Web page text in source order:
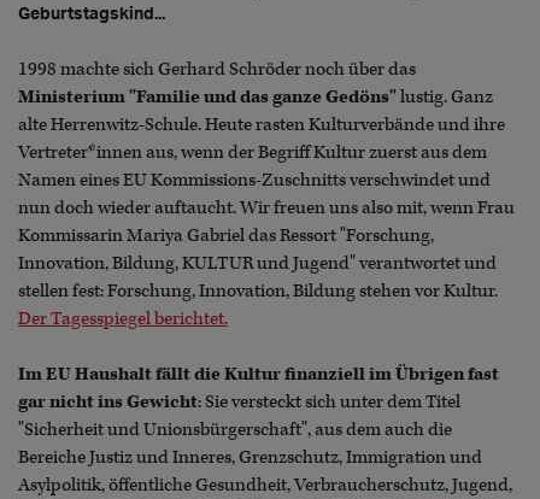
Geburtstagskind...
1998 machte sich Gerhard Schröder noch über das
Ministerium "Familie und das ganze Gedöns"lustig. Ganz
alte Herrenwitz-Schule. Heute rasten Kulturverbände und ihre
Vertreter*innen aus, wenn der Begriff Kultur zuerst aus dem
Namen eines EU Kommissions-Zuschnitts verschwindet und
nun doch wieder auftaucht. Wir freuen uns also mit, wenn Frau
Kommissarin Mariya Gabriel das Ressort "Forschung,
Innovation, Bildung, KULTUR und Jugend" verantwortet und
stellen fest: Forschung, Innovation, Bildung stehen vor Kultur.
Der Tagesspiegel berichtet.
Im EU Haushalt fällt die Kultur finanziell im Übrigen fast
gar nicht ins Gewicht: Sie versteckt sich unter dem Titel
"Sicherheit und Unionsbürgerschaft", aus dem auch die
Bereiche Justiz und Inneres, Grenzschutz, Immigration und
Asylpolitik, öffentliche Gesundheit, Verbraucherschutz, Jugend,